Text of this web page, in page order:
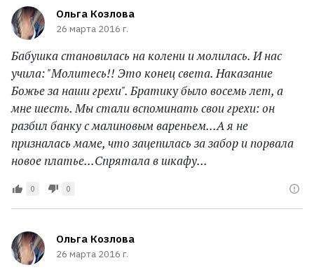
Ольга Козлова
26 марта 2016 г.
Бабушка становилась на колени и молилась. И нас
учила: "Молитесь!! Это конец света. Наказание
Божье за наши грехи". Братику было восемь лет, а
мне шесть. Мы стали вспоминать свои грехи: он
разбил банку с малиновым вареньем...А я не
призналась маме, что зацепилась за забор и порвала
новое платье...Спрятала в шкафу...
0 0
Ольга Козлова
26 марта 2016 г.